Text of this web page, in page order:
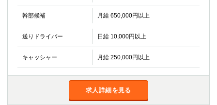
幹部候補 月給 650,000円以上
送りドライバー 日給 10,000円以上
キャッシャー 月給 250,000円以上
求人詳細を見る